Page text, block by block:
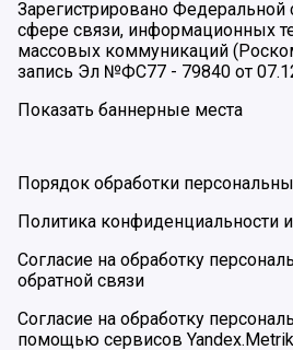
Зарегистрировано Федеральной
сфере связи, информационных
массовых коммуникаций
запись Эл №ФС77 - 79840 от
Показать баннерные места
Порядок обработки
Политика конфиденциальности
Согласие на обработку
обратной связи
Согласие на обработку
помощью сервисов